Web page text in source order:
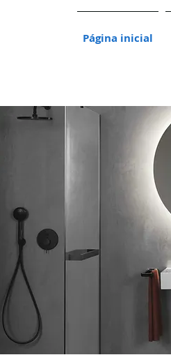
Página inicial